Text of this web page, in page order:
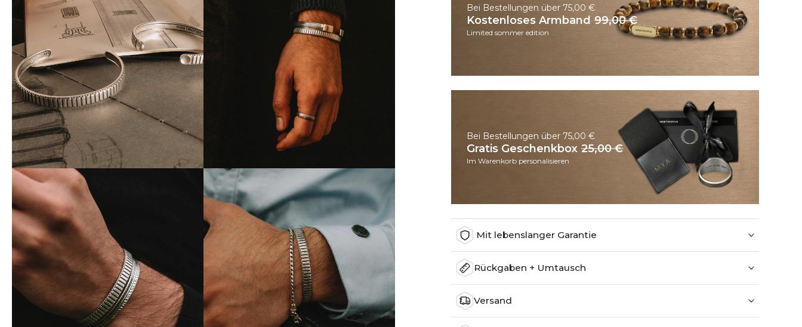
Bei Bestellungen über 75,00 €
Kostenloses Armband 99,00 €
Limited sommer edition
Bei Bestellungen über 75,00 €
Gratis Geschenkbox 25,00 €
Im Warenkorb personalisieren
Mit lebenslanger Garantie
Rückgaben + Umtausch
Versand